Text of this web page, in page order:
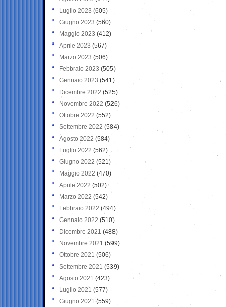
Luglio 2023 (605)
Giugno 2023 (560)
Maggio 2023 (412)
Aprile 2023 (567)
Marzo 2023 (506)
Febbraio 2023 (505)
Gennaio 2023 (541)
Dicembre 2022 (525)
Novembre 2022 (526)
Ottobre 2022 (552)
Settembre 2022 (584)
Agosto 2022 (584)
Luglio 2022 (562)
Giugno 2022 (521)
Maggio 2022 (470)
Aprile 2022 (502)
Marzo 2022 (542)
Febbraio 2022 (494)
Gennaio 2022 (510)
Dicembre 2021 (488)
Novembre 2021 (599)
Ottobre 2021 (506)
Settembre 2021 (539)
Agosto 2021 (423)
Luglio 2021 (577)
Giugno 2021(559)